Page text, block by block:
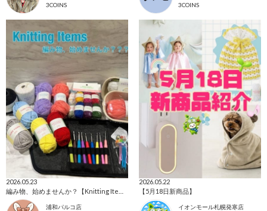
3COINS 3COINS
2026.05.23
浦和パルコ店
2026.05.22
【5月18日新商品】
イオンモール札幌発寒店